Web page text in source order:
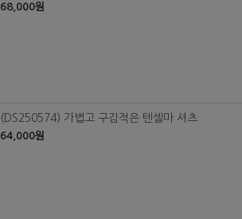
68,000원
(DS250574) 가볍고 구김적은 텐셀마 셔츠
64,000원